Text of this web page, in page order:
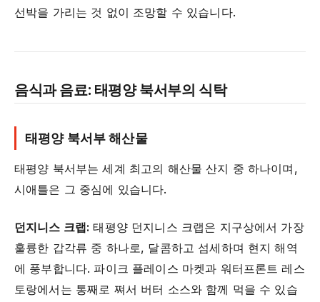
선박을 가리는 것 없이 조망할 수 있습니다.
음식과 음료: 태평양 북서부의 식탁
태평양 북서부 해산물
태평양 북서부는 세계 최고의 해산물 산지 중 하나이며,
시애틀은 그 중심에 있습니다.
던지니스 크랩: 태평양 던지니스 크랩은 지구상에서 가장
훌륭한 갑각류 중 하나로, 달콤하고 섬세하며 현지 해역
에 풍부합니다. 파이크 플레이스 마켓과 워터프론트 레스
토랑에서는 통째로 쪄서 버터 소스와 함께 먹을 수 있습